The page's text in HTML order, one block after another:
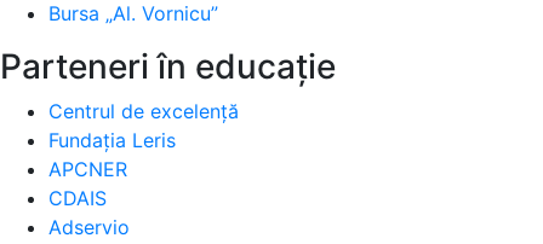
Bursa „Al. Vornicu”
Parteneri în educație
Centrul de excelență
Fundația Leris
APCNER
CDAIS
Adservio